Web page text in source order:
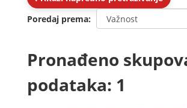
Poredaj prema
Pronađeno
podataka: 1